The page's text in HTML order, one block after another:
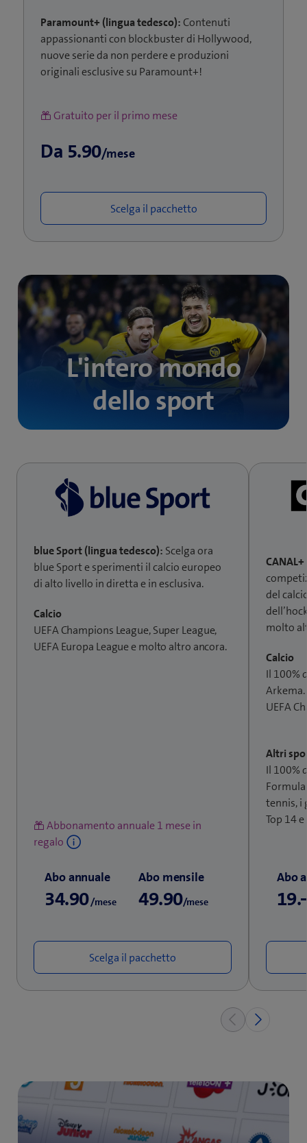
Paramount+ (lingua tedesco): Contenuti
appassionanti con blockbuster di Hollywood,
nuove serie da non perdere e produzioni
originali esclusive su Paramount+!
Gratuito per il primo mese
Da 5.90/mese
Scelga il pacchetto
L'intero mondo
dello sport
blue Sport (lingua tedesco): Scelga ora
blue Sport e sperimenti il calcio europeo
di alto livello in diretta e in esclusiva.
Calcio
UEFA Champions League, Super League,
UEFA Europa League e molto altro ancora.
Abbonamento annuale 1 mese in
regalo
Abo annuale
34.90/mese
Abo mensile
49.90/mese
Scelga il pacchetto
CANAL+
del
molto
Calcio
Il 100%
UEFA
Altri
Il 100%
tennis, i
Top 14
Abo